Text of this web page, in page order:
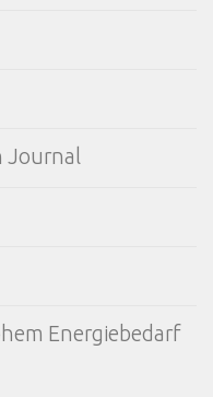
Journal
Energiebedarf